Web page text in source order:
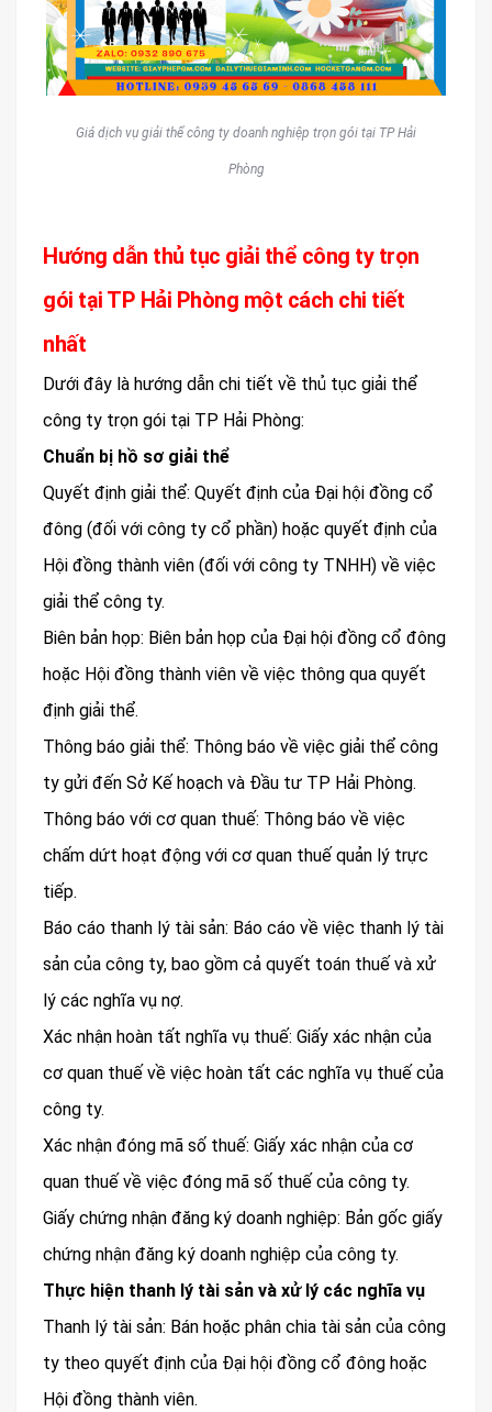
Giá dịch vụ giải thể công ty doanh nghiệp trọn gói tại TP Hải
Phòng
Hướng dẫn thủ tục giải thể công ty trọn
gói tại TP Hải Phòng một cách chi tiết
nhất
Dưới đây là hướng dẫn chi tiết về thủ tục giải thể
công ty trọn gói tại TP Hải Phòng:
Chuẩn bị hồ sơ giải thể
Quyết định giải thể: Quyết định của Đại hội đồng cổ
đông (đối với công ty cổ phần) hoặc quyết định của
Hội đồng thành viên (đối với công ty TNHH) về việc
giải thể công ty.
Biên bản họp: Biên bản họp của Đại hội đồng cổ đông
hoặc Hội đồng thành viên về việc thông qua quyết
định giải thể.
Thông báo giải thể: Thông báo về việc giải thể công
ty gửi đến Sở Kế hoạch và Đầu tư TP Hải Phòng.
Thông báo với cơ quan thuế: Thông báo về việc
chấm dứt hoạt động với cơ quan thuế quản lý trực
tiếp.
Báo cáo thanh lý tài sản: Báo cáo về việc thanh lý tài
sản của công ty, bao gồm cả quyết toán thuế và xử
lý các nghĩa vụ nợ.
Xác nhận hoàn tất nghĩa vụ thuế: Giấy xác nhận của
cơ quan thuế về việc hoàn tất các nghĩa vụ thuế của
công ty.
Xác nhận đóng mã số thuế: Giấy xác nhận của cơ
quan thuế về việc đóng mã số thuế của công ty.
Giấy chứng nhận đăng ký doanh nghiệp: Bản gốc giấy
chứng nhận đăng ký doanh nghiệp của công ty.
Thực hiện thanh lý tài sản và xử lý các nghĩa vụ
Thanh lý tài sản: Bán hoặc phân chia tài sản của công
ty theo quyết định của Đại hội đồng cổ đông hoặc
Hội đồng thành viên.